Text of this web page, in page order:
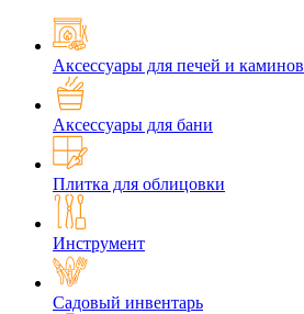
Аксессуары для печей и каминов
Аксессуары для бани
Плитка для облицовки
Инструмент
Садовый инвентарь